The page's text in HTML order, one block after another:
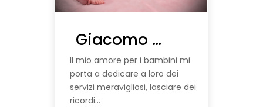
Giacomo Giannelli Fotografo
Il mio amore per i bambini mi
porta a dedicare a loro dei
servizi meravigliosi, lasciare dei
ricordi...